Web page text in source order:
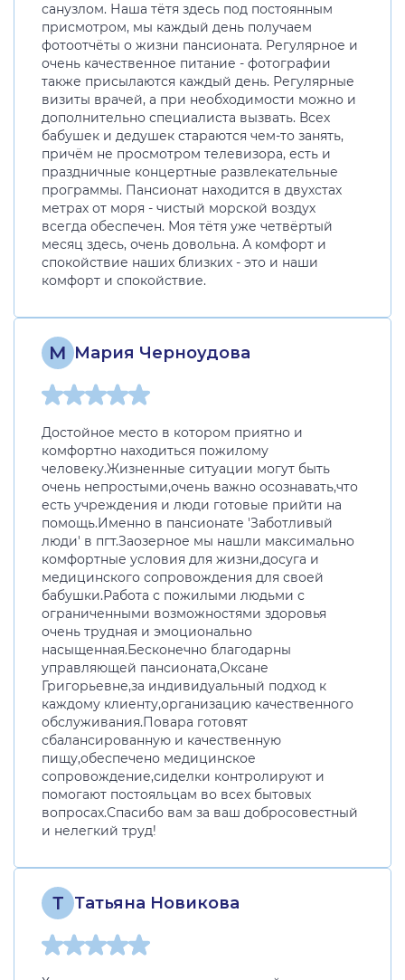
санузлом. Наша тётя здесь под постоянным
присмотром, мы каждый день получаем
фотоотчёты о жизни пансионата. Регулярное и
очень качественное питание - фотографии
также присылаются каждый день. Регулярные
визиты врачей, а при необходимости можно и
дополнительно специалиста вызвать. Всех
бабушек и дедушек стараются чем-то занять,
причём не просмотром телевизора, есть и
праздничные концертные развлекательные
программы. Пансионат находится в двухстах
метрах от моря - чистый морской воздух
всегда обеспечен. Моя тётя уже четвёртый
месяц здесь, очень довольна. А комфорт и
спокойствие наших близких - это и наши
комфорт и спокойствие.
М Мария Черноудова
Достойное место в котором приятно и
комфортно находиться пожилому
человеку.Жизненные ситуации могут быть
очень непростыми,очень важно осознавать,что
есть учреждения и люди готовые прийти на
помощь.Именно в пансионате 'Заботливый
люди' в пгт.Заозерное мы нашли максимально
комфортные условия для жизни,досуга и
медицинского сопровождения для своей
бабушки.Работа с пожилыми людьми с
ограниченными возможностями здоровья
очень трудная и эмоционально
насыщенная.Бесконечно благодарны
управляющей пансионата,Оксане
Григорьевне,за индивидуальный подход к
каждому клиенту,организацию качественного
обслуживания.Повара готовят
сбалансированную и качественную
пищу,обеспечено медицинское
сопровождение,сиделки контролируют и
помогают постояльцам во всех бытовых
вопросах.Спасибо вам за ваш добросовестный
и нелегкий труд!
Т Татьяна Новикова